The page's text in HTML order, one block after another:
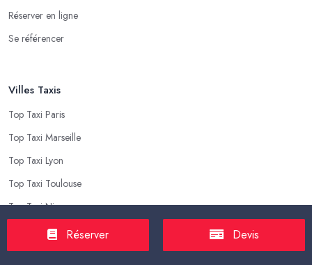
Réserver en ligne
Se référencer
Villes Taxis
Top Taxi Paris
Top Taxi Marseille
Top Taxi Lyon
Top Taxi Toulouse
Top Taxi Nice
Top Taxi NantesRéserver Devis